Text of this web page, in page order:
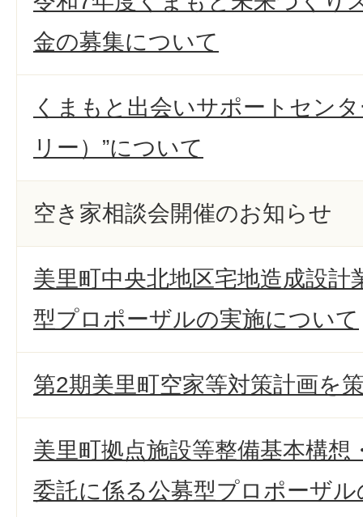
金の募集について
くまもと出会いサポートセン
リー）”について
空き家相談会開催のお知らせ
美里町中央北地区宅地造成設計
型プロポーザルの実施について
第2期美里町空家等対策計画を
美里町拠点施設等整備基本構想
委託に係る公募型プロポーザ